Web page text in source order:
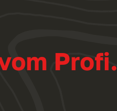
Profi.